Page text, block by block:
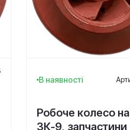
В наявності
Робоче колесо
3К-9, запчастини